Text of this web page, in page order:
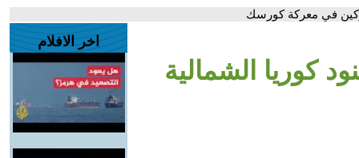
في معركة كورسك
كوريا الشمالية
اخر الافلام